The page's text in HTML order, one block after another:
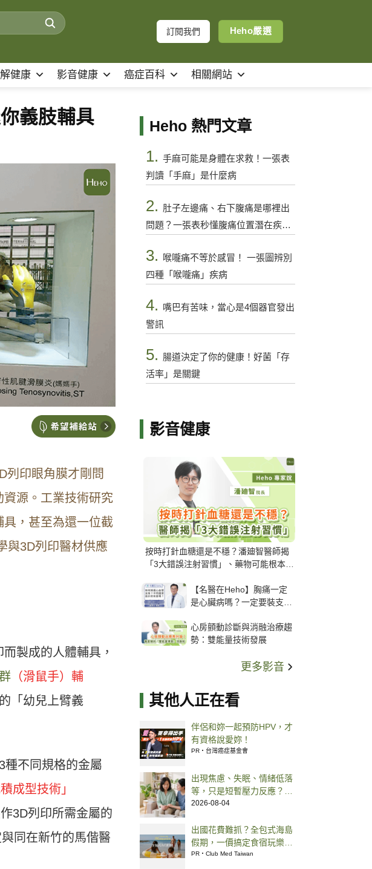
訂閱我們 Heho嚴選
健康 影音健康 癌症百科 相關網站
義肢輔具
列印眼角膜才剛問
源。工業技術研究
，甚至為還一位截
與3D列印醫材供應
製成的人體輔具，
（滑鼠手）輔
「幼兒上臂義
種不同規格的金屬
成型技術」
3D列印所需金屬的
同在新竹的馬偕醫
Heho 熱門文章
1. 手麻可能是身體在求救！一張表
判讀「手麻」是什麼病
2. 肚子左邊痛、右下腹痛是哪裡出
問題？一張表秒懂腹痛位置潛在疾病
3.
喉嚨痛不等於感冒！ 一張圖辨別
四種「喉嚨痛」疾病
4. 嘴巴有苦味，當心是4個器官發出
警訊
5. 腸道決定了你的健康！好菌「存
活率」是關鍵
影音健康
按時打針血糖還是不穩？潘廸智醫師揭
「3大錯誤注射習慣」、藥物可能根本沒
【名醫在Heho】胸痛一定
是心臟病嗎？一定要裝支
解析支架種類、風險與選擇
關鍵
心房顫動診斷與消融治療趨
勢：雙能量技術發展
更多影音
其他人正在看
伴侶和妳一起預防HPV，才
有資格說愛妳！
PR・台灣癌症基金會
出現焦慮、失眠、情緒低落
等，只是短暫壓力反應？還
是進入憂鬱狀況？醫師解析
2026-08-04
出國花費難抓？全包式海島
假期，一價搞定食宿玩樂，
省錢更省心！
PR・Club Med Taiwan